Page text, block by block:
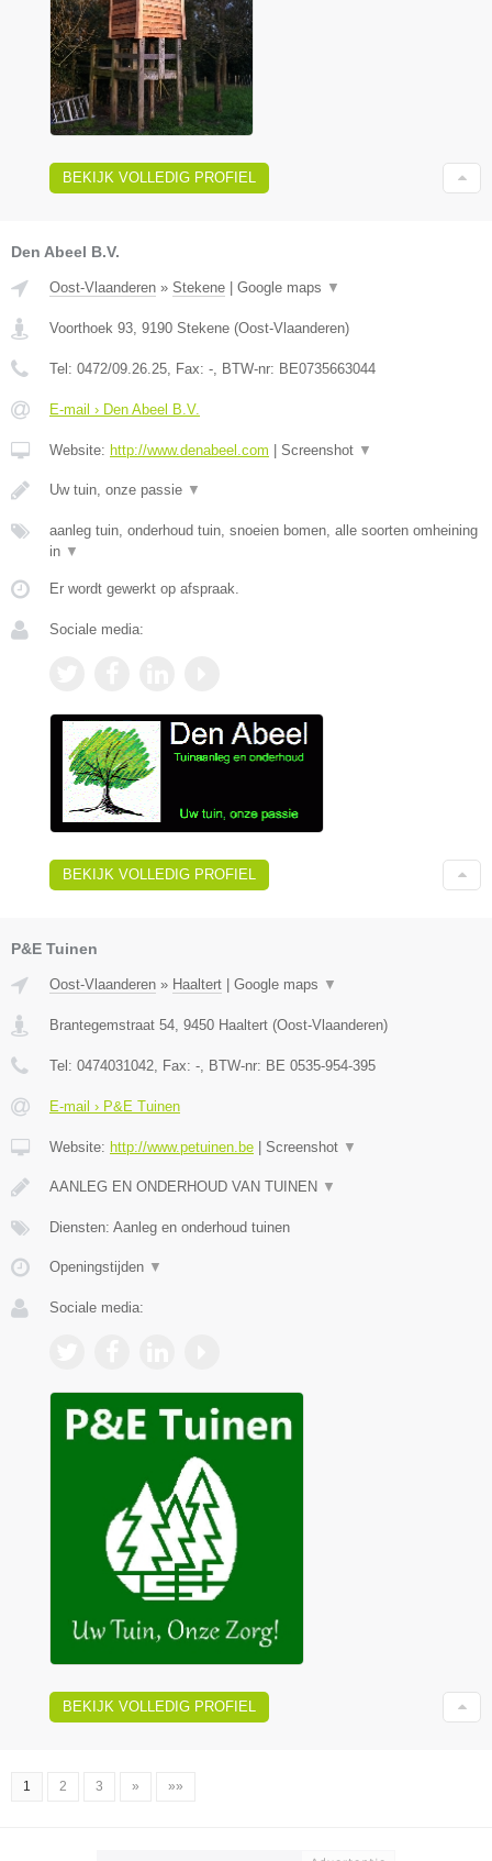
BEKIJK VOLLEDIG PROFIEL
Den Abeel B.V.
Oost-Vlaanderen » Stekene Google maps ▼
Voorthoek 93, 9190 Stekene (Oost-Vlaanderen)
Tel: 0472/09.26.25, Fax: -, BTW-nr: BE0735663044
E-mail › Den Abeel B.V.
Website: http://www.denabeel.com Screenshot ▼
Uw tuin, onze passie ▼
aanleg tuin, onderhoud tuin, snoeien bomen, alle soorten omheining
in ▼
Er wordt gewerkt op afspraak.
Sociale media:
BEKIJK VOLLEDIG PROFIEL
P&E Tuinen
Oost-Vlaanderen » Haaltert | Google maps ▼
Brantegemstraat 54 9450 Haaltert (Oost-Vlaanderen)
Tel: 0474031042 , Fax: - , BTW-nr: BE 0535-954-395
E-mail › P&E Tuinen
Website: http://www.petuinen.be | Screenshot ▼
AANLEG EN ONDERHOUD VAN TUINEN ▼
Diensten: Aanleg en onderhoud tuinen
Openingstijden ▼
Sociale media:
BEKIJK VOLLEDIG PROFIEL
1 2 3 » »»